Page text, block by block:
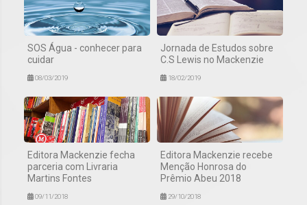
SOS Água - conhecer para
cuidar
08/03/2019
Jornada de Estudos sobre
C.S Lewis no Mackenzie
18/02/2019
Editora Mackenzie fecha
parceria com Livraria
Martins Fontes
09/11/2018
Editora Mackenzie recebe
Menção Honrosa do
Prêmio Abeu 2018
29/10/2018